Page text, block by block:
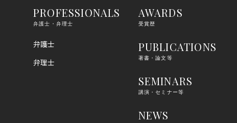
PROFESSIONALS
弁護士・弁理士
弁護士
弁理士
AWARDS
受賞歴
PUBLICATIONS
著書・論文等
SEMINARS
講演・セミナー等
NEWS